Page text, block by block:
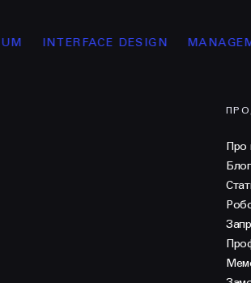
INTERFACE DESIGN
Про
Блог